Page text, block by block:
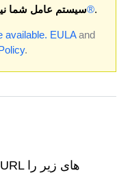
سیستم عامل شمامک®.
available. EULAand
.